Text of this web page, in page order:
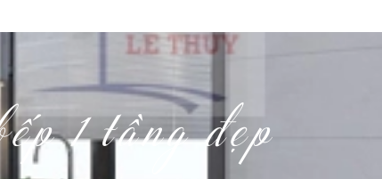
1 tầng đẹp